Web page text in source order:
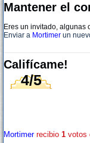
Mantener el
Eres un invitado, algunas
Enviar a Mortimer un
Califícame!
4/5
Mortimerrecibio 1 votos